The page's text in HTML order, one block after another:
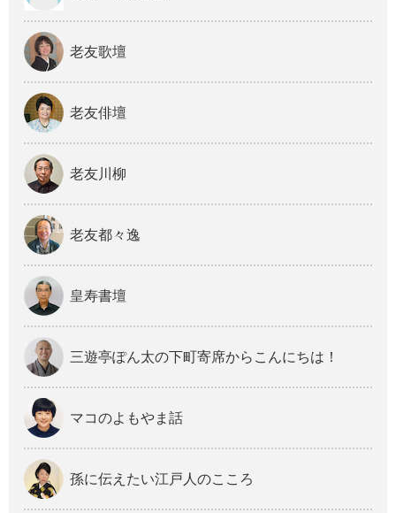
老友歌壇
老友俳壇
老友川柳
老友都々逸
皇寿書壇
三遊亭ぽん太の下町寄席からこんにちは！
マコのよもやま話
孫に伝えたい江戸人のこころ